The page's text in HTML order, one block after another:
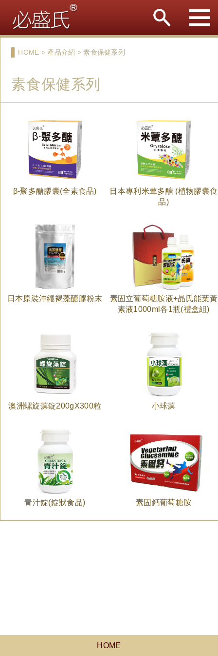
HOME > 產品介紹 > 素食保健系列
素食保健系列
β-聚多醣膠囊(全素食品)
日本專利米蕈多醣 (植物膠囊食
品)
日本原裝沖繩褐藻醣膠粉末
素固立葡萄糖胺液+晶氏能葉黃
素液1000ml各1瓶(禮盒組)
澳洲螺旋藻錠200gX300粒 小球藻
青汁錠(錠狀食品) 素固鈣葡萄糖胺
HOME